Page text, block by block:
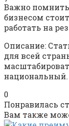
Важно
бизнесом
работать на
Описание:
для всей
национальный.
0
Понравилась
Вам также